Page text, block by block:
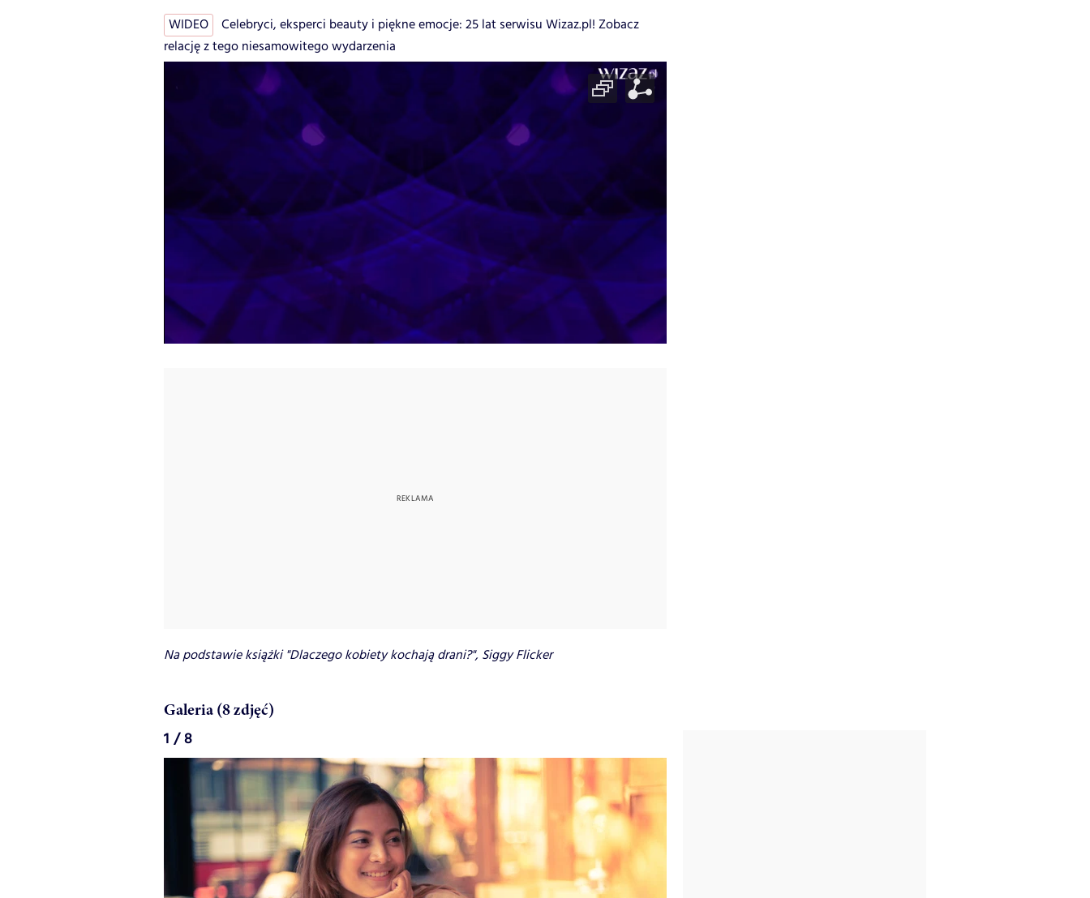
WIDEO
Celebryci, eksperci beauty i piękne emocje: 25 lat serwisu Wizaz.pl! Zobacz
relację z tego niesamowitego wydarzenia
Na podstawie książki "Dlaczego kobiety kochają drani?", Siggy Flicker
Galeria (8 zdjęć)
1 / 8